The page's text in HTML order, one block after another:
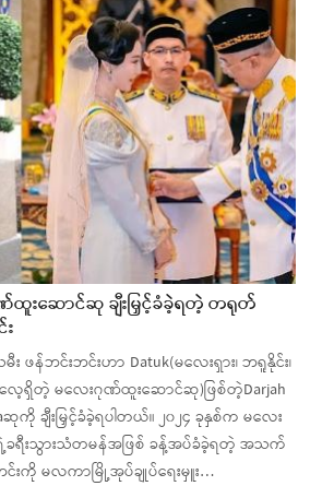
းဆောင်ဆု ချီးမြှင့်ခံခဲ့ရတဲ့ တရုတ်
ဖန်ဘင်းဘင်းဟာ Datuk(မလေးရှား၊ ဘရူနိုင်း၊
လေ့ရှိတဲ့ မလေးဂုဏ်ထူးဆောင်ဆု)ဖြစ်တဲ့Darjah
ဆုကို ချီးမြှင့်ခံခဲ့ရပါတယ်။ ၂၀၂၄ ခုနှစ်က မလေး
ခရီးသွားသံတမန်အဖြစ် ခန့်အပ်ခံခဲ့ရတဲ့ အသက်
းကို မလကာမြို့အုပ်ချုပ်ရေးမှူး…